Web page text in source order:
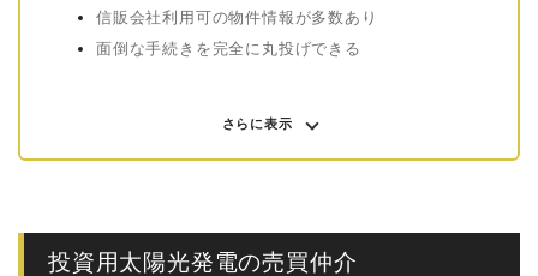
信販会社利用可の物件情報が多数あり
面倒な手続きを完全に丸投げできる
さらに表示
投資用太陽光発電の売買仲介